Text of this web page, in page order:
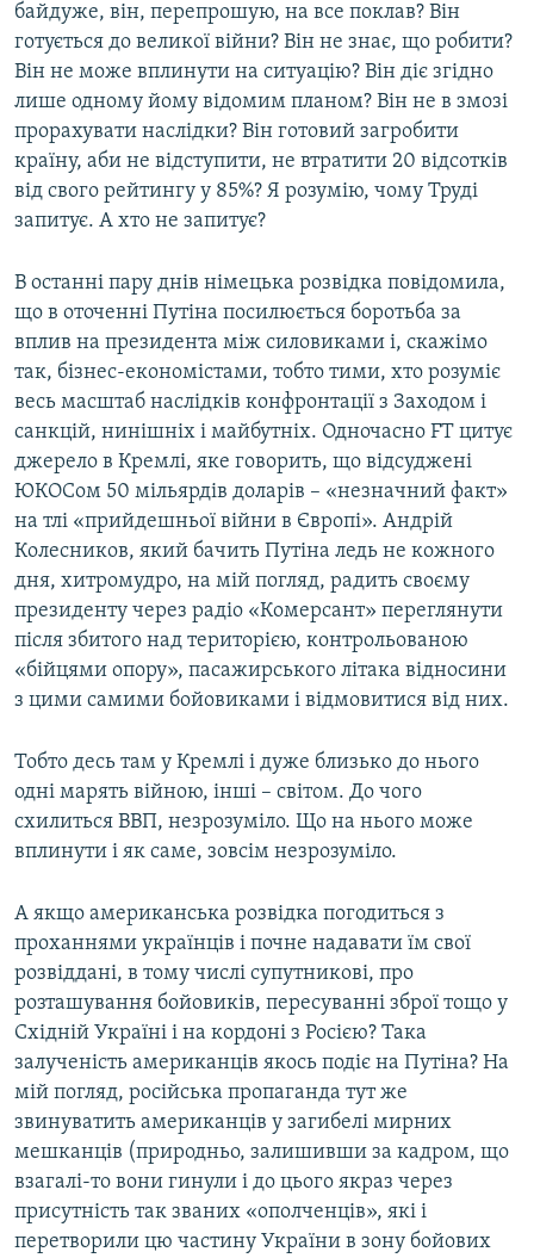
байдуже, він, перепрошую, на все поклав? Він
готується до великої війни? Він не знає, що робити?
Він не може вплинути на ситуацію? Він діє згідно
лише одному йому відомим планом? Він не в змозі
прорахувати наслідки? Він готовий загробити
країну, аби не відступити, не втратити 20 відсотків
від свого рейтингу у 85%? Я розумію, чому Труді
запитує. А хто не запитує?
В останні пару днів німецька розвідка повідомила,
що в оточенні Путіна посилюється боротьба за
вплив на президента між силовиками і, скажімо
так, бізнес-економістами, тобто тими, хто розуміє
весь масштаб наслідків конфронтації з Заходом і
санкцій, нинішніх і майбутніх. Одночасно FT цитує
джерело в Кремлі, яке говорить, що відсуджені
ЮКОСом 50 мільярдів доларів – «незначний факт»
на тлі «прийдешньої війни в Європі». Андрій
Колесников, який бачить Путіна ледь не кожного
дня, хитромудро, на мій погляд, радить своєму
президенту через радіо «Комерсант» переглянути
після збитого над територією, контрольованою
«бійцями опору», пасажирського літака відносини
з цими самими бойовиками і відмовитися від них.
Тобто десь там у Кремлі і дуже близько до нього
одні марять війною, інші – світом. До чого
схилиться ВВП, незрозуміло. Що на нього може
вплинути і як саме, зовсім незрозуміло.
А якщо американська розвідка погодиться з
проханнями українців і почне надавати їм свої
розвіддані, в тому числі супутникові, про
розташування бойовиків, пересуванні зброї тощо у
Східній Україні і на кордоні з Росією? Така
залученість американців якось подіє на Путіна? На
мій погляд, російська пропаганда тут же
звинуватить американців у загибелі мирних
мешканців (природньо, залишивши за кадром, що
взагалі-то вони гинули і до цього якраз через
присутність так званих «ополченців», які і
перетворили цю частину України в зону бойових